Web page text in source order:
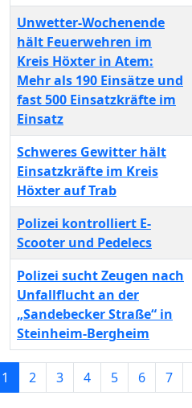
Beiträge
Unwetter-Wochenende
hält Feuerwehren im
Kreis Höxter in Atem:
Mehr als 190 Einsätze und
fast 500 Einsatzkräfte im
Einsatz
Schweres Gewitter hält
Einsatzkräfte im Kreis
Höxter auf Trab
Polizei kontrolliert E-
Scooter und Pedelecs
Polizei sucht Zeugen nach
Unfallflucht an der
„Sandebecker Straße“ in
Steinheim-Bergheim
1 2 3 4 5 6 7